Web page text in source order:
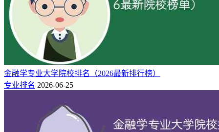
金融学专业大学院校排名（2026最新排行榜）
专业排名 2026-06-25